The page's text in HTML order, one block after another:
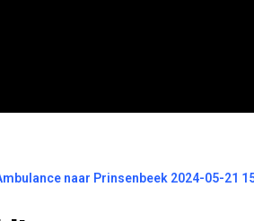
naar Prinsenbeek 2024-05-21